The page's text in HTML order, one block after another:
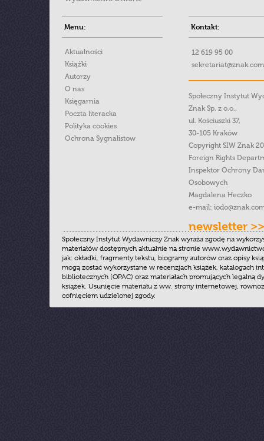
Menu:
Aktualności
Książki
Autorzy
O nas
Księgarnia
Poczta literacka
Polityka cookies
Ochrona Sygnalistow
Kontakt:
12 619 95 00
Społeczny Instytut
Znak Sp. z o.o.,
ul. Kościuszki 37,
30-105 Kraków
Copyright SIW Znak
Foreign Rights
Inspektor Ochrony
Osobowych
Magdalena Heczko
e-mail:
newsletter >>
Społeczny Instytut Wydawniczy Znak wyraża zgodę na
materiałów dostępnych aktualnie na stronie
jak: okładki, fragmenty tekstu, biogramy autorów oraz opisy
mogą zostać wykorzystane w recenzjach książek, katalogach
bibliotecznych (OPAC) oraz materiałach promujących legalną
książek. Usunięcie materiału z ww. strony internetowej,
cofnięciem udzielonej zgody.